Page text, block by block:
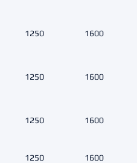
1250 1600
1250 1600
1250 1600
1250 1600